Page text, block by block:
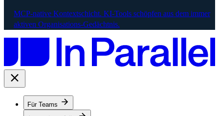
MCP-native Kontextschicht. KI-Tools schöpfen aus dem immer
aktiven Organisations-Gedächtnis.
Für Teams